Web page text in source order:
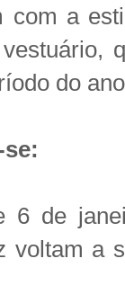
com a
do
6 de
voltam a